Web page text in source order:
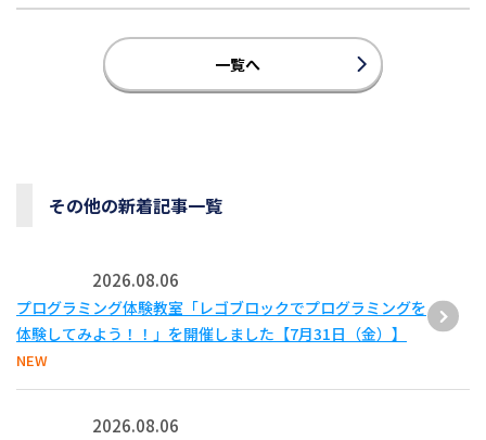
一覧へ
その他の新着記事一覧
2026.08.06
プログラミング体験教室「レゴブロックでプログラミングを
体験してみよう！！」を開催しました【7月31日（金）】
NEW
2026.08.06